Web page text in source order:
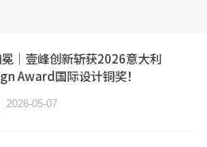
｜壹峰创新斩获2026意大利
Award国际设计铜奖！
2026-05-07